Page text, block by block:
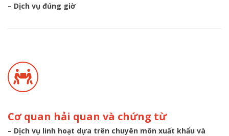
– Dịch vụ đúng giờ
Cơ quan hải quan và chứng từ
– Dịch vụ linh hoạt dựa trên chuyên môn xuất khẩu và